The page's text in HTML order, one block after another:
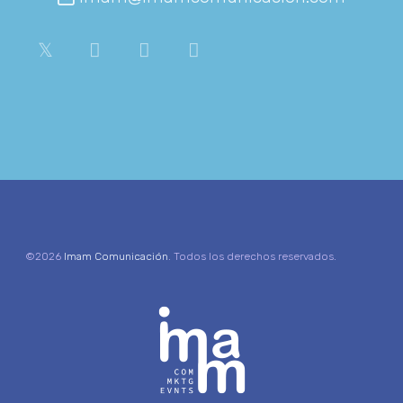
©2026 Imam Comunicación . Todos los derechos reservados.